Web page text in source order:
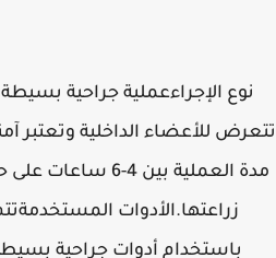
نوع الإجراءعملية جراحية بسيطة
للأعضاء الداخلية وتعتبر آمنة
مدة العملية بين 4-6
زراعتها.الأدوات
باستخدام أدوات جراحية بسيطة